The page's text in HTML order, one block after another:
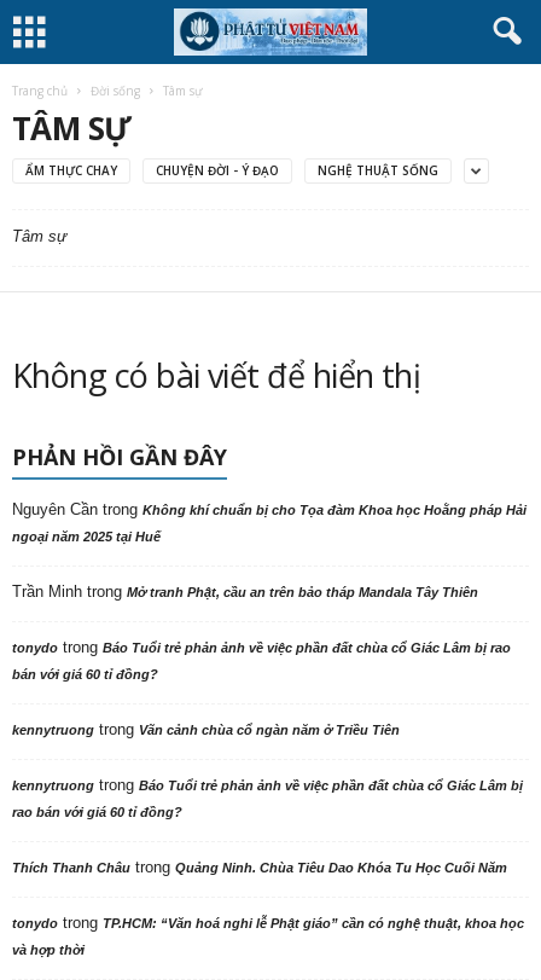
Trang chủ Đời sống Tâm sự
TÂM SỰ
ẨM THỰC CHAY CHUYỆN ĐỜI - Ý ĐẠO NGHỆ THUẬT SỐNG
Tâm sự
Không có bài viết để hiển thị
PHẢN HỒI GẦN ĐÂY
Nguyên Cần trong Không khí chuẩn bị cho Tọa đàm Khoa học Hoằng pháp Hải
ngoại năm 2025 tại Huế
Trần Minh trong Mở tranh Phật, cầu an trên bảo tháp Mandala Tây Thiên
tonydo trong Báo Tuổi trẻ phản ảnh về việc phần đất chùa cổ Giác Lâm bị rao
bán với giá 60 tỉ đồng?
kennytruong trong Vãn cảnh chùa cổ ngàn năm ở Triều Tiên
kennytruong trong Báo Tuổi trẻ phản ảnh về việc phần đất chùa cổ Giác Lâm bị
rao bán với giá 60 tỉ đồng?
Thích Thanh Châu trong Quảng Ninh. Chùa Tiêu Dao Khóa Tu Học Cuối Năm
tonydo trong TP.HCM: “Văn hoá nghi lễ Phật giáo” cần có nghệ thuật, khoa học
và hợp thời